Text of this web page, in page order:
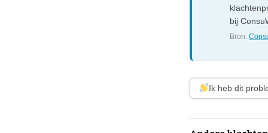
bij
Bron:
Ik heb dit